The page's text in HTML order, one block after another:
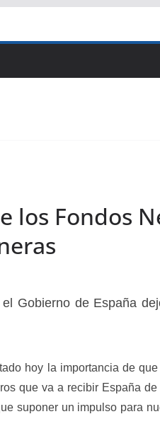
los Fondos
Gobierno de España
hoy la importancia de
que va a recibir España
suponer un impulso para